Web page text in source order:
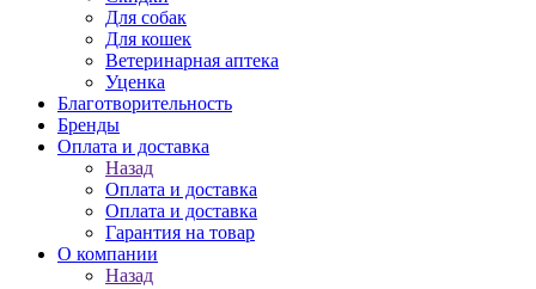
Для собак
Для кошек
Ветеринарная аптека
Уценка
Благотворительность
Бренды
Оплата и доставка
Назад
Оплата и доставка
Оплата и доставка
Гарантия на товар
О компании
Назад